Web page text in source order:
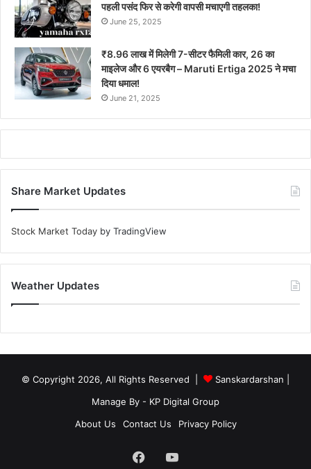
पहली पसंद फिर से करेगी वापसी मचाएगी तहलका!
June 25, 2025
₹8.96 लाख में मिलेगी 7-सीटर फैमिली कार, 26 का
माइलेज और 6 एयरबैग – Maruti Ertiga 2025 ने मचा
दिया धमाल!
June 21, 2025
Share Market Updates
Stock Market Today by TradingView
Weather Updates
© Copyright 2026, All Rights Reserved | Sanskardarshan
Manage By - KP Digital Group
About Us
Contact Us Privacy Policy
FacebookYouTube